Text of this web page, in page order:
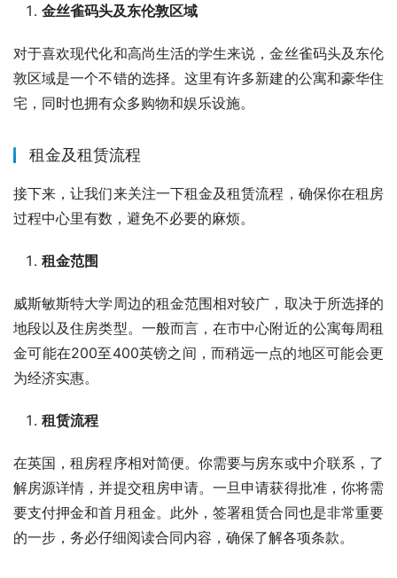
金丝雀码头及东伦敦区域
对于喜欢现代化和高尚生活的学生来说，金丝雀码头及东伦
敦区域是一个不错的选择。这里有许多新建的公寓和豪华住
宅，同时也拥有众多购物和娱乐设施。
租金及租赁流程
接下来，让我们来关注一下租金及租赁流程，确保你在租房
过程中心里有数，避免不必要的麻烦。
租金范围
威斯敏斯特大学周边的租金范围相对较广，取决于所选择的
地段以及住房类型。一般而言，在市中心附近的公寓每周租
金可能在200至400英镑之间，而稍远一点的地区可能会更
为经济实惠。
租赁流程
在英国，租房程序相对简便。你需要与房东或中介联系，了
解房源详情，并提交租房申请。一旦申请获得批准，你将需
要支付押金和首月租金。此外，签署租赁合同也是非常重要
的一步，务必仔细阅读合同内容，确保了解各项条款。